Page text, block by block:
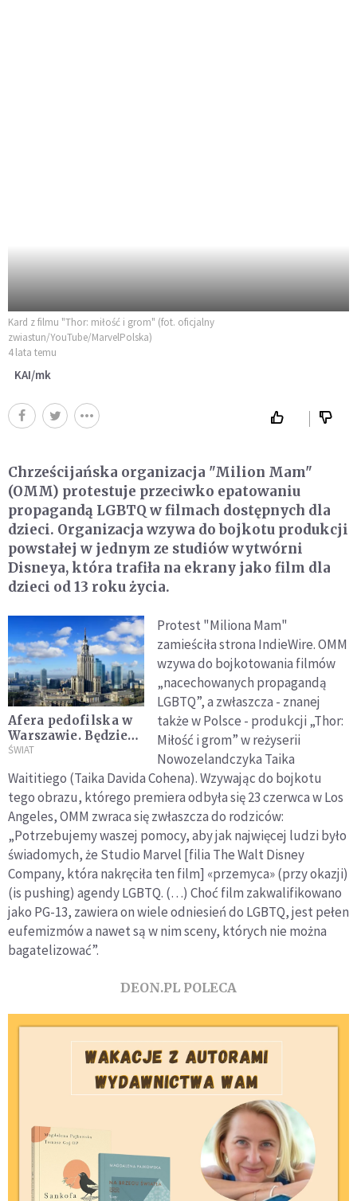
Kard z filmu "Thor: miłość i grom" (fot. oficjalny
zwiastun/YouTube/MarvelPolska)
4 lata temu
KAI/mk
Chrześcijańska organizacja "Milion Mam"
(OMM) protestuje przeciwko epatowaniu
propagandą LGBTQ w filmach dostępnych dla
dzieci. Organizacja wzywa do bojkotu produkcji
powstałej w jednym ze studiów wytwórni
Disneya, która trafiła na ekrany jako film dla
dzieci od 13 roku życia.
Afera pedofilska w
Warszawie. Będzie
sesja rady dzielnicy
Roberta K.
ŚWIAT
Protest "Miliona Mam"
zamieściła strona IndieWire. OMM
wzywa do bojkotowania filmów
„nacechowanych propagandą
LGBTQ”, a zwłaszcza - znanej
także w Polsce - produkcji „Thor:
Miłość i grom” w reżyserii
Nowozelandczyka Taika
Waititiego (Taika Davida Cohena). Wzywając do bojkotu
tego obrazu, którego premiera odbyła się 23 czerwca w Los
Angeles, OMM zwraca się zwłaszcza do rodziców:
„Potrzebujemy waszej pomocy, aby jak najwięcej ludzi było
świadomych, że Studio Marvel [filia The Walt Disney
Company, która nakręciła ten film] «przemyca» (przy okazji)
(is pushing) agendy LGBTQ. (…) Choć film zakwalifikowano
jako PG-13, zawiera on wiele odniesień do LGBTQ, jest pełen
eufemizmów a nawet są w nim sceny, których nie można
bagatelizować”.
DEON.PL POLECA